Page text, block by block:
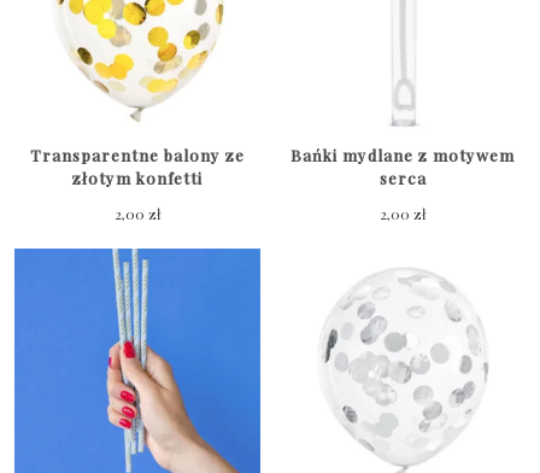
Transparentne balony ze
złotym konfetti
2,00 zł
Bańki mydlane z motywem
serca
2,00zł